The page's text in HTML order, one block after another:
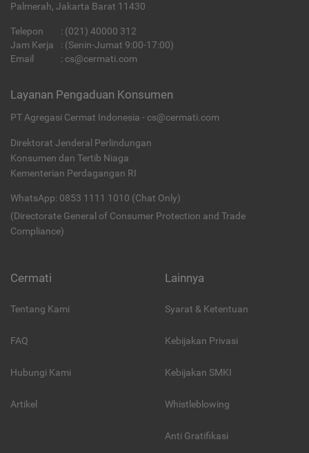
Palmerah, Jakarta Barat 11430
Telepon : (021) 40000 312
Jam Kerja
: (Senin-Jumat 9:00-17:00)
Email
: cs@cermati.com
Layanan Pengaduan Konsumen
PT Agregasi Cermat Indonesia - cs@cermati.com
Direktorat Jenderal Perlindungan
Konsumen dan Tertib Niaga
Kementerian Perdagangan RI
WhatsApp: 0853 1111 1010 (Chat Only)
(Directorate General of Consumer Protection and Trade
Compliance)
Cermati
Tentang Kami
FAQ
Hubungi Kami
Artikel
Lainnya
Syarat & Ketentuan
Kebijakan Privasi
Kebijakan SMKI
Whistleblowing
Anti Gratifikasi